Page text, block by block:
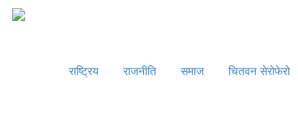
राष्ट्रिय राजनीति समाज चितवन सेरोफेरो